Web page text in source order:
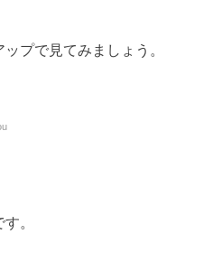
プで見てみましょう。
。